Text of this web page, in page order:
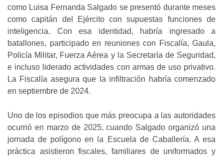
como Luisa Fernanda Salgado se presentó durante meses
como capitán del Ejército con supuestas funciones de
inteligencia. Con esa identidad, habría ingresado a
batallones, participado en reuniones con Fiscalía, Gaula,
Policía Militar, Fuerza Aérea y la Secretaría de Seguridad,
e incluso liderado actividades con armas de uso privativo.
La Fiscalía asegura que la infiltración habría comenzado
en septiembre de 2024.
Uno de los episodios que más preocupa a las autoridades
ocurrió en marzo de 2025, cuando Salgado organizó una
jornada de polígono en la Escuela de Caballería. A esa
práctica asistieron fiscales, familiares de uniformados y